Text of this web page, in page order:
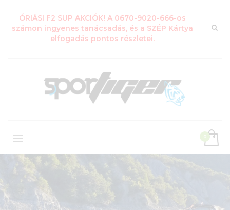
ÓRIÁSI F2 SUP AKCIÓK! A 0670-9020-666-os
számon ingyenes tanácsadás, és a SZÉP Kártya
elfogadás pontos részletei.